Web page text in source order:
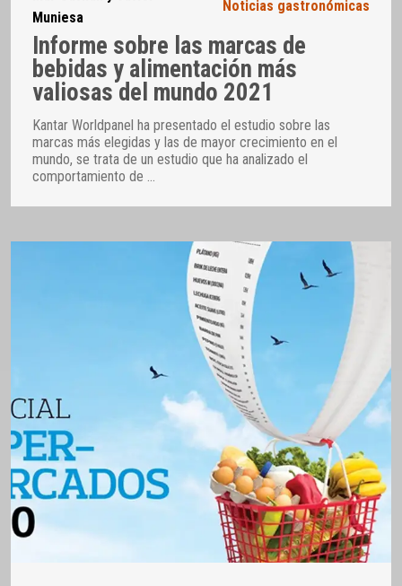
Muniesa
Noticias gastronómicas
Informe sobre las marcas de
bebidas y alimentación más
valiosas del mundo 2021
Kantar Worldpanel ha presentado el estudio sobre las
marcas más elegidas y las de mayor crecimiento en el
mundo, se trata de un estudio que ha analizado el
comportamiento de …